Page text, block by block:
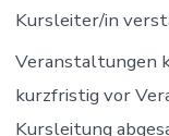
Kursleiter/in
Veranstaltungen
kurzfristig vor
Kursleitung